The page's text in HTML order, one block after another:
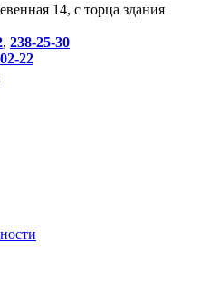
14, с торца здания
, 238-25-30
22